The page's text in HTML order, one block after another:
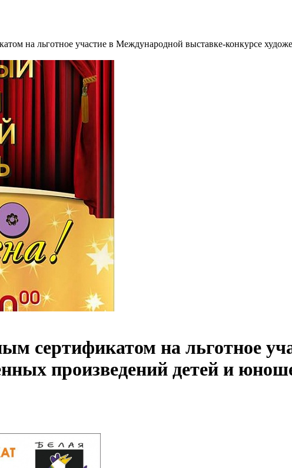
на льготное участие в Международной выставке-конкурсе
сертификатом на льготное
произведений детей и